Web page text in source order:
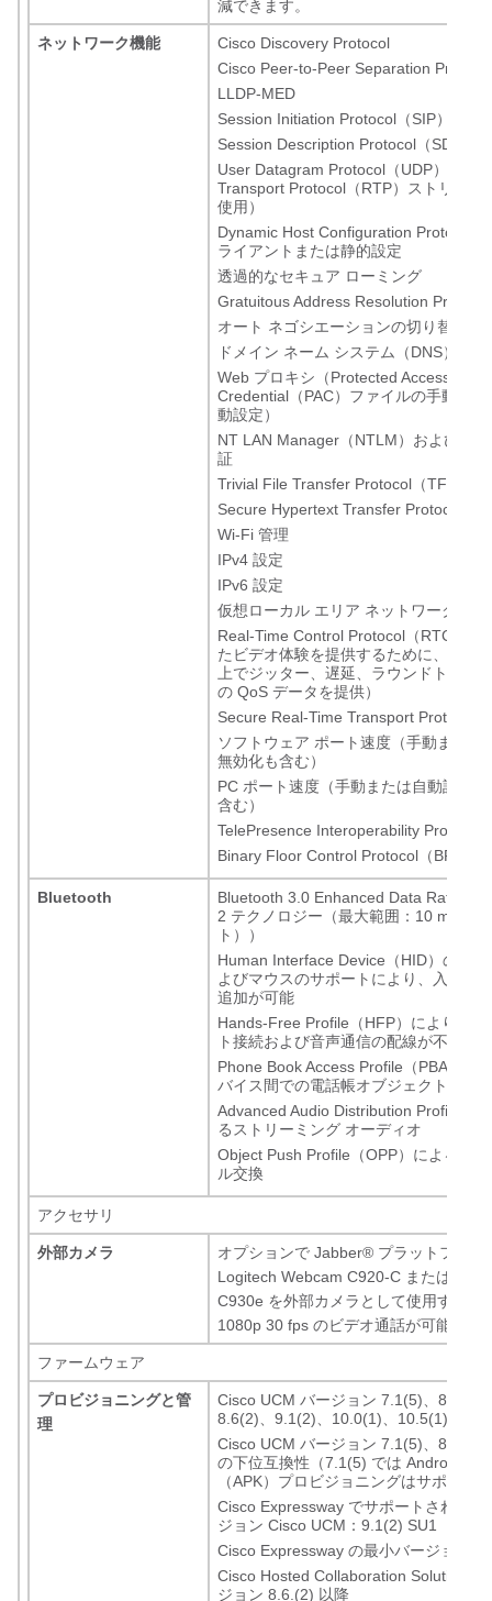
減できます。
ネットワーク機能
Cisco Discovery Protocol
Cisco Peer-to-Peer Separation
LLDP-MED
Session Initiation Protocol（SIP）シグ
Session Description Protocol（SDP）
User Datagram Protocol（UDP）（
Transport Protocol（RTP）ストリーム
使用）
Dynamic Host Configuration Protocol（
ライアントまたは静的設定
透過的なセキュア ローミング
Gratuitous Address Resolution
オート ネゴシエーションの切り替え
ドメイン ネーム システム（DNS）
Web プロキシ（Protected Access
Credential（PAC）ファイルの手動設定
動設定）
NT LAN Manager（NTLM）および
証
Trivial File Transfer Protocol（TFTP）
Secure Hypertext Transfer Protocol（
Wi-Fi 管理
IPv4 設定
IPv6 設定
仮想ローカル エリア ネットワーク（
Real-Time Control Protocol（RTCP）
たビデオ体験を提供するために、RTP
上でジッター、遅延、ラウンドトリッ
の QoS データを提供）
Secure Real-Time Transport Protocol
ソフトウェア ポート速度（手動または
無効化も含む）
PC ポート速度（手動または自動設定
含む）
TelePresence Interoperability Protocol
Binary Floor Control Protocol（BFCP）
Bluetooth
Bluetooth 3.0 Enhanced Data Rate（
2 テクノロジー（最大範囲：10 m（30
ト））
Human Interface Device（HID）のキ
よびマウスのサポートにより、入力ア
追加が可能
Hands-Free Profile（HFP）により、ヘ
ト接続および音声通信の配線が不要
Phone Book Access Profile（PBAP）
バイス間での電話帳オブジェクトの交
Advanced Audio Distribution Profile（
るストリーミング オーディオ
Object Push Profile（OPP）による一
ル交換
アクセサリ
外部カメラ オプションで Jabber® プラットフォー
Logitech Webcam C920-C または
C930e を外部カメラとして使用するこ
1080p 30 fps のビデオ通話が可能です
ファームウェア
プロビジョニングと管
理
Cisco UCM バージョン 7.1(5)、8.5(1)
8.6(2)、9.1(2)、10.0(1)、10.5(1)
Cisco UCM バージョン 7.1(5)、8.5(1)
の下位互換性（7.1(5) では Android パ
（APK）プロビジョニングはサポート
Cisco Expressway でサポートされてい
ジョン Cisco UCM：9.1(2) SU1
Cisco Expressway の最小バージョン：
Cisco Hosted Collaboration Solution（
ジョン 8.6.(2) 以降